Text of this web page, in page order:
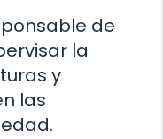
de
la
y
las